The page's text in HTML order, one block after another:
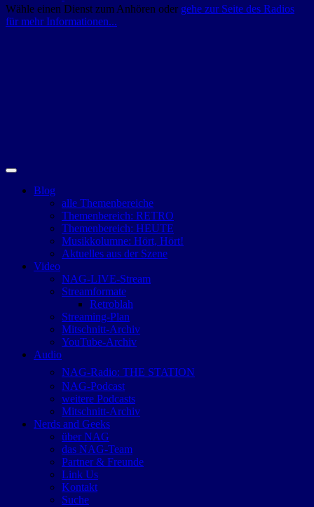
Wähle einen Dienst zum Anhören oder gehe zur Seite des Radios
für mehr Informationen...
Blog
alle Themenbereiche
Themenbereich: RETRO
Themenbereich: HEUTE
Musikkolumne: Hört, Hört!
Aktuelles aus der Szene
Video
NAG-LIVE-Stream
Streamformate
Retroblah
Streaming-Plan
Mitschnitt-Archiv
YouTube-Archiv
Audio
NAG-Radio: THE STATION
NAG-Podcast
weitere Podcasts
Mitschnitt-Archiv
Nerds and Geeks
über NAG
das NAG-Team
Partner & Freunde
Link Us
Kontakt
Suche